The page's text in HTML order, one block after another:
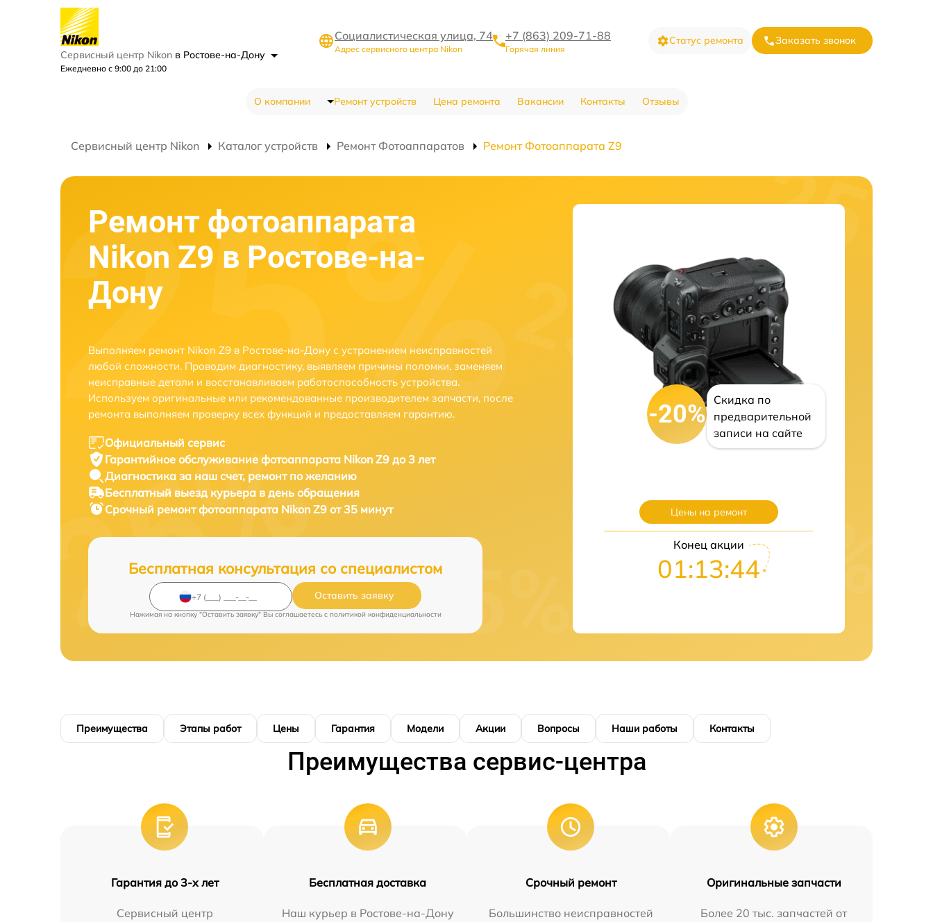
Сервисный центр Nikon в Ростове-на-Дону
Ежедневно с 9:00 до 21:00
Социалистическая улица, 74
Адрес сервисного центра Nikon
+7 (863) 209-71-88
Горячая линия
Статус ремонта Заказать звонок
О компании Ремонт устройств Цена ремонта Вакансии Контакты Отзывы
Сервисный центр Nikon Каталог устройств Ремонт Фотоаппаратов Ремонт Фотоаппарата Z9
Ремонт фотоаппарата
Nikon Z9 в Ростове-на-
Дону
Выполняем ремонт Nikon Z9 в Ростове-на-Дону с устранением неисправностей
любой сложности. Проводим диагностику, выявляем причины поломки, заменяем
неисправные детали и восстанавливаем работоспособность устройства.
Используем оригинальные или рекомендованные производителем запчасти, после
ремонта выполняем проверку всех функций и предоставляем гарантию.
Официальный сервис
Гарантийное обслуживание фотоаппарата Nikon Z9 до 3 лет
Диагностика за наш счет, ремонт по желанию
Бесплатный выезд курьера в день обращения
Срочный ремонтфотоаппарата Nikon Z9 от 35 минут
Бесплатная консультация со специалистом
Оставить заявку
Нажимая на кнопку "Оставить заявку" Вы соглашаетесь c политикой конфиденциальности
-20%
Скидка по
предварительной
записи на сайте
Цены на ремонт
Конец акции
01:13:43
Преимущества Этапы работ Цены Гарантия Модели Акции Вопросы Наши работы Контакты
Преимущества сервис-центра
Гарантия до 3-х лет
Сервисный центр
Бесплатная доставка
Наш курьер в Ростове-на-Дону
Срочный ремонт
Большинство неисправностей
Оригинальные запчасти
Более 20 тыс. запчастей от